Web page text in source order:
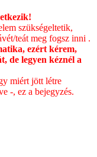
szükségeltetik,
teát meg fogsz inni .
ezért kérem,
de legyen kéznél a
miért jött létre
-, ez a bejegyzés.